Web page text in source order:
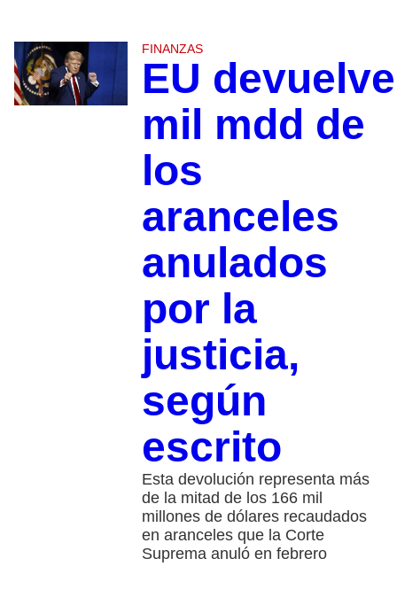
FINANZAS
EU
mil mdd de
los
aranceles
anulados
por la
justicia,
según
escrito
Esta devolución representa más
de la mitad de los 166 mil
millones de dólares recaudados
en aranceles que la Corte
Suprema anuló en febrero